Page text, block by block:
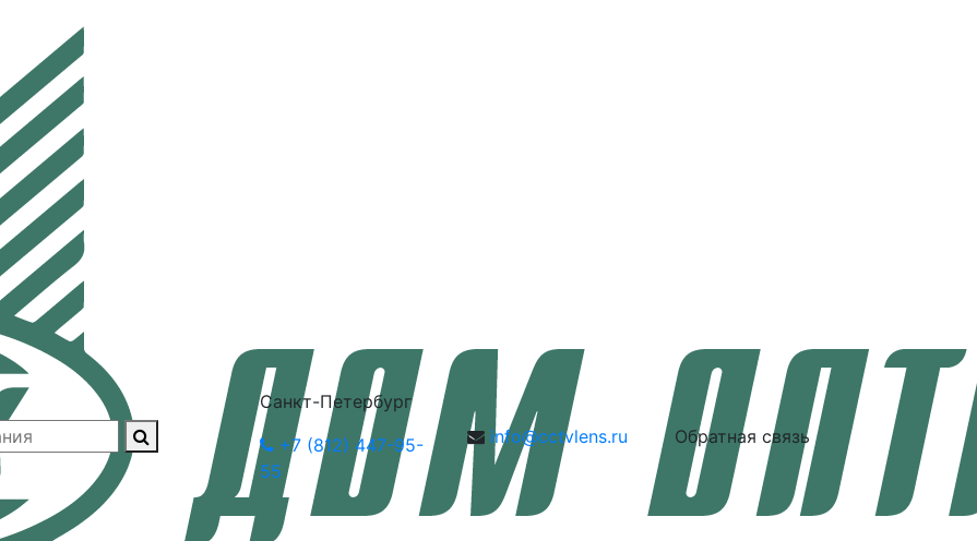
Санкт-Петербург
+7 (812) 447-95-
55
info@cctvlens.ru Обратная связь